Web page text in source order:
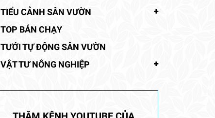
TIỂU CẢNH SÂN VƯỜN
TOP BÁN CHẠY
TƯỚI TỰ ĐỘNG SÂN VƯỜN
VẬT TƯ NÔNG NGHIỆP